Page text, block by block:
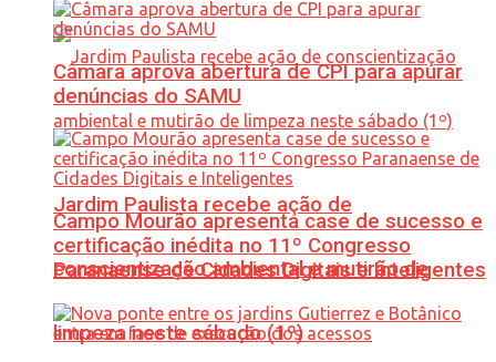
Jardim Paulista recebe ação de
conscientização ambiental e mutirão de
limpeza neste sábado (1º)
Câmara aprova abertura de CPI para apurar
denúncias do SAMU
Campo Mourão apresenta case de sucesso e
certificação inédita no 11º Congresso
Paranaense de Cidades Digitais e Inteligentes